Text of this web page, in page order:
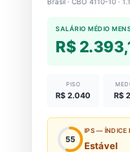
SALÁRIO MÉDIO
R$
PISO
R$ 2.040 R$
55
IPS — ÍNDICE
Estável